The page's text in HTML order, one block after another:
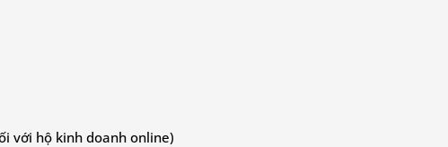
với hộ kinh doanh online)